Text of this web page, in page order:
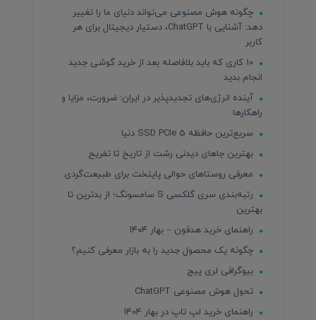
چگونه هوش مصنوعی می‌تواند دنیای ما را تغییر
دهد: آشنایی با ChatGPT، دستیار دیجیتال برای هر
کاربر
10 کاری که باید بلافاصله بعد از خرید گوشی جدید
انجام بدید
آینده انرژی‌های تجدیدپذیر در ایران: ضرورت، مزایا و
راهکارها
سریع‌ترین حافظه SSD PCIe 5 دنیا
بهترین جاهای دیدنی رشت از تاریخ تا تفریح
معرفی روستاهای حوالی پایتخت برای طبیعت‌گردی
رتبه‌بندی سری گلکسی S سامسونگ؛ از بدترین تا
بهترین
راهنمای خرید هدفون – بهار ۱۴۰۴
چگونه یک محصول جدید را به بازار معرفی کنیم؟
بیوگرافی لری پیج
تحول هوش مصنوعی ChatGPT
راهنمای خرید لپ تاپ در بهار 1404